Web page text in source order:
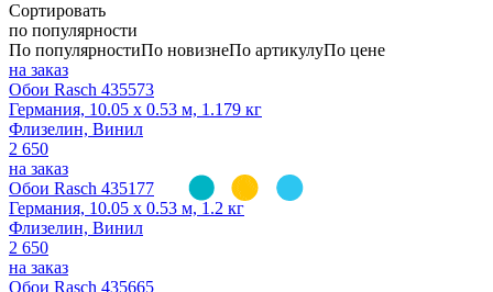
Сортировать
по популярности
По популярностиПо новизнеПо артикулуПо цене
на заказ
Обои Rasch 435573
Германия, 10.05 x 0.53 м, 1.179 кг
Флизелин, Винил
2 650
на заказ
Обои Rasch 435177
Германия, 10.05 x 0.53 м, 1.2 кг
Флизелин, Винил
2 650
на заказ
Обои Rasch 435665